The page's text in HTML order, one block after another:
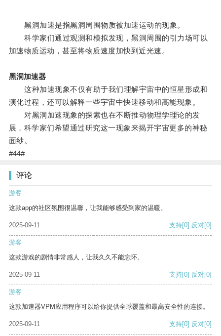
黑洞加速是指黑洞周围物质被加速运动的现象。
科学家们通过观测和模拟发现，黑洞周围的引力场可以
加速物质运动，甚至将物质速度加快到近光速。
黑洞加速器
这种加速现象不仅有助于我们理解宇宙中的恒星形成和
演化过程，还可以解释一些宇宙中快速移动和高能现象。
对黑洞加速现象的探索也在不断推动物理学理论的发
展，科学家们希望通过研究这一现象来揭开宇宙更多的神秘
面纱。
#44#
评论
游客
这款app的社区氛围很温馨，让我能够感受到家的温暖。
2025-09-11 支持[0] 反对[0]
游客
这款游戏的剧情非常感人，让我久久不能忘怀。
2025-09-11 支持[0] 反对[0]
游客
这款加速器VPM应用程序可以给你提供全球覆盖和最高安全性的连接。
2025-09-11 支持[0] 反对[0]